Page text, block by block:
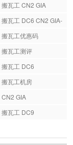
搬瓦工 CN2 GIA
搬瓦工 DC6 CN2 GIA-
搬瓦工优惠码
搬瓦工测评
搬瓦工 DC6
搬瓦工机房
CN2 GIA
搬瓦工 DC9